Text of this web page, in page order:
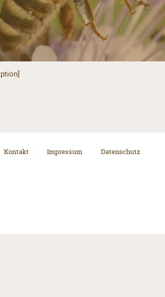
Kontakt Impressum Datenschutz